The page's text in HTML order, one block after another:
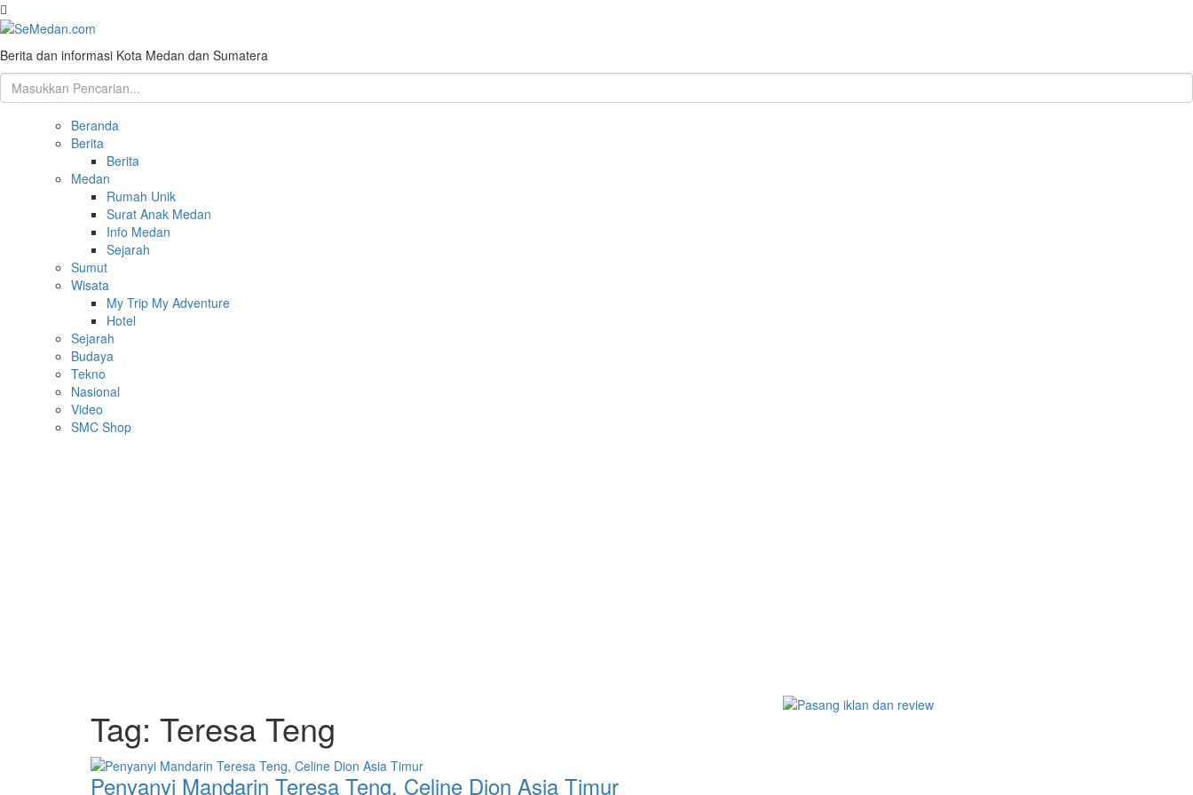
Berita dan informasi Kota Medan dan Sumatera
Beranda
Berita
Berita
Medan
Rumah Unik
Surat Anak Medan
Info Medan
Sejarah
Sumut
Wisata
My Trip My Adventure
Hotel
Sejarah
Budaya
Tekno
Nasional
Video
SMC Shop
Tag: Teresa Teng
Penyanyi Mandarin Teresa Teng, Celine Dion Asia Timur